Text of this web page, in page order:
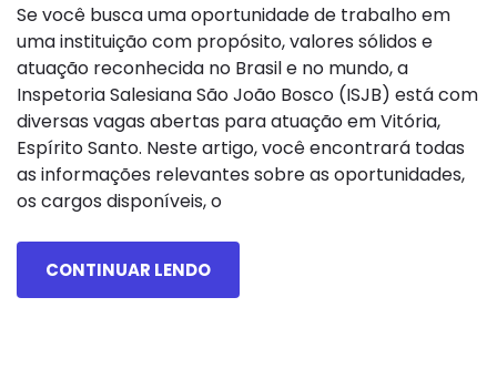
Se você busca uma oportunidade de trabalho em
uma instituição com propósito, valores sólidos e
atuação reconhecida no Brasil e no mundo, a
Inspetoria Salesiana São João Bosco (ISJB) está com
diversas vagas abertas para atuação em Vitória,
Espírito Santo. Neste artigo, você encontrará todas
as informações relevantes sobre as oportunidades,
os cargos disponíveis, o
CONTINUAR LENDO